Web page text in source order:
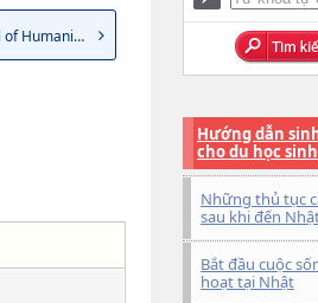
Graduate School of Humanities...
Hướng dẫn
cho du học sinh
Những thủ tục
sau khi đến
Bắt đầu cuộc
hoạt tại Nhật